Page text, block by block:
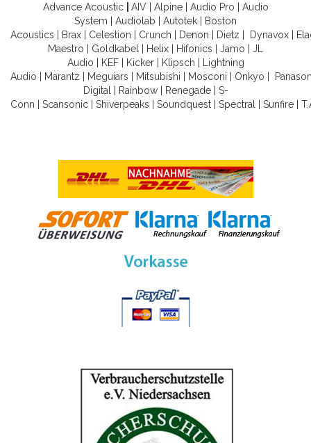
Advance Acoustic
AIV| Alpine| Audio Pro
Audio
System
Audiolab Autotek
Boston
Acoustics
Brax Celestion Crunch Denon Dietz Dynavox
Maestro
Goldkabel Helix Hifonics Jamo
JL
Audio
KEF| Kicker| Klipsch
Lightning
Audio
Marantz Meguiars Mitsubishi Mosconi Onkyo
Digital
Rainbow| Renegade| S-
Conn
Scansonic Shiverpeaks Soundquest Spectral Sunfire